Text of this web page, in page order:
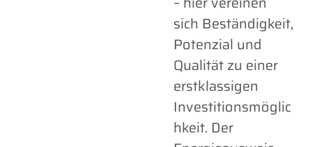
sich Beständigkeit,
Potenzial und
Qualität zu einer
erstklassigen
Investitionsmöglic
hkeit. Der